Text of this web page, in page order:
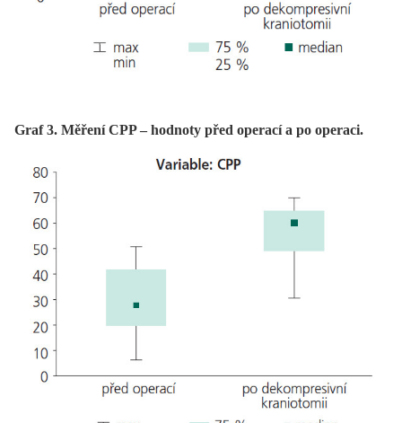
Graf 3. Měření CPP – hodnoty před operací a po operaci.